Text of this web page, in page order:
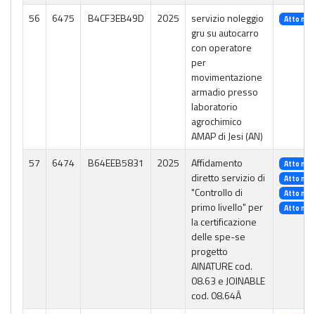
56 6475 B4CF3EB49D 2025
servizio noleggio
gru su autocarro
con operatore
per
movimentazione
armadio presso
laboratorio
agrochimico
AMAP di Jesi (AN)
Atto n.
57 6474 B64EEB5831 2025
Affidamento
diretto servizio di
"Controllo di
primo livello" per
la certificazione
delle spe-se
progetto
AINATURE cod.
08.63 e JOINABLE
cod. 08.64Â
Atto n.
Atto n.
Atto n.
Atto n.